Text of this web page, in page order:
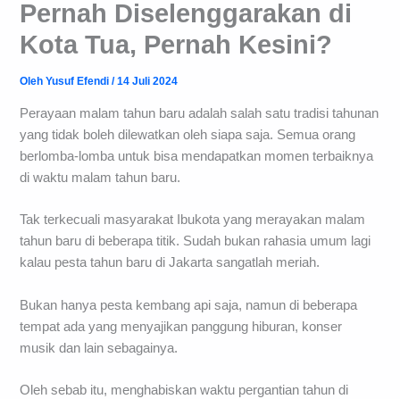
Pernah Diselenggarakan di
Kota Tua, Pernah Kesini?
OlehYusuf Efendi/14 Juli 2024
Perayaan malam tahun baru adalah salah satu tradisi tahunan
yang tidak boleh dilewatkan oleh siapa saja. Semua orang
berlomba-lomba untuk bisa mendapatkan momen terbaiknya
di waktu malam tahun baru.
Tak terkecuali masyarakat Ibukota yang merayakan malam
tahun baru di beberapa titik. Sudah bukan rahasia umum lagi
kalau pesta tahun baru di Jakarta sangatlah meriah.
Bukan hanya pesta kembang api saja, namun di beberapa
tempat ada yang menyajikan panggung hiburan, konser
musik dan lain sebagainya.
Oleh sebab itu, menghabiskan waktu pergantian tahun di